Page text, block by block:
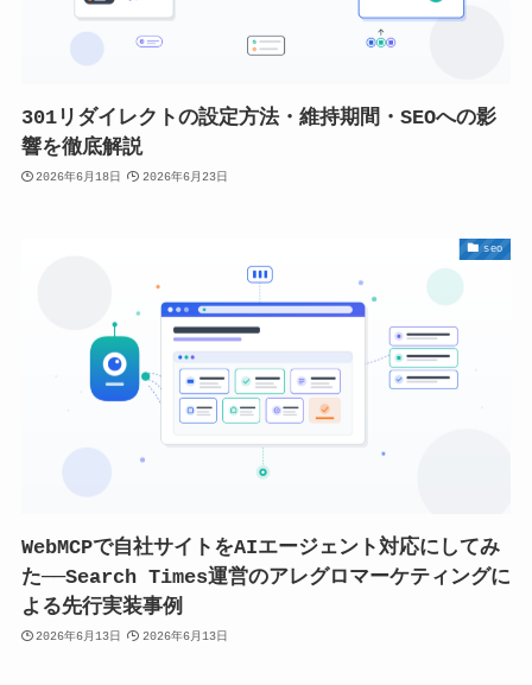
301リダイレクトの設定方法・維持期間・SEOへの影
響を徹底解説
2026年6月18日 2026年6月23日
seo
WebMCPで自社サイトをAIエージェント対応にしてみ
た──Search Times運営のアレグロマーケティングに
よる先行実装事例
2026年6月13日 2026年6月13日